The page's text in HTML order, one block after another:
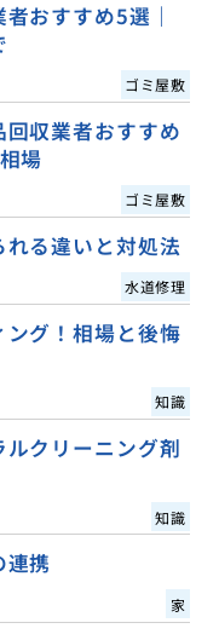
おすすめ5選｜
ゴミ屋敷
収業者おすすめ
場
ゴミ屋敷
る違いと対処法
水道修理
グ！相場と後悔
知識
クリーニング剤
知識
連携
家